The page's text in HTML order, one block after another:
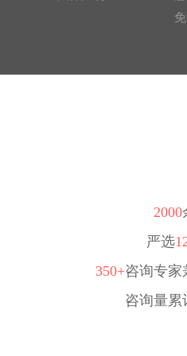
2000
严选
350+咨询专家
咨询量累